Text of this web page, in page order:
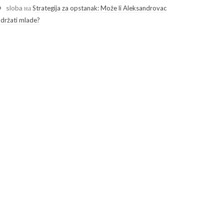
sloba наStrategija za opstanak: Može li Aleksandrovac
mlade?